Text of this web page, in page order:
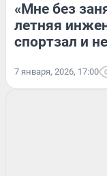
«Мне без
летняя
спортзал и
7 января, 2026, 17:00